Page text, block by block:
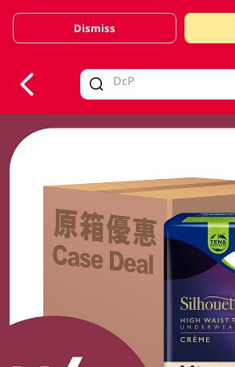
Valid Until 30 June 2026
Dismiss